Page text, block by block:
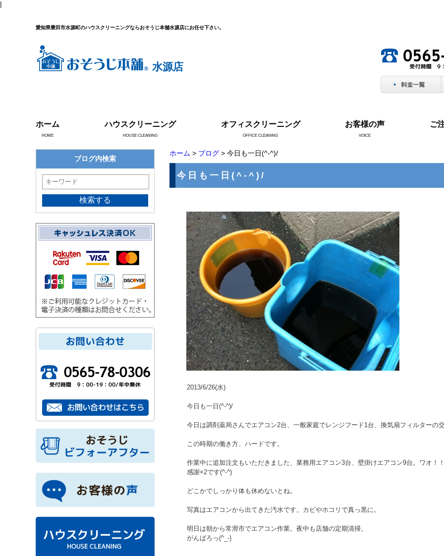
|
愛知県豊田市水源町のハウスクリーニングならおそうじ本舗水源店にお任せ下さい。
水源店
ホーム
HOME
ハウスクリーニング
HOUSE CLEANING
オフィスクリーニング
OFFICE CLEANING
お客様の声
VOICE
ご
ホーム > ブログ > 今日も一日(^-^)/
今日も一日(^-^)/
2013/6/26(水)
今日も一日(^-^)/
今日は調剤薬局さんでエアコン2台、一般家庭でレンジフード1台、換気扇フィルター
この時期の働き方、ハードです。
作業中に追加注文もいただきました、業務用エアコン3台、壁掛けエアコン9台。ワオ！
感謝×2です(^-^)
どこかでしっかり体も休めないとね。
写真はエアコンから出てきた汚水です。カビやホコリで真っ黒に。
明日は朝から常滑市でエアコン作業。夜中も店舗の定期清掃。
がんばろっ(^_-)
ブログ内検索